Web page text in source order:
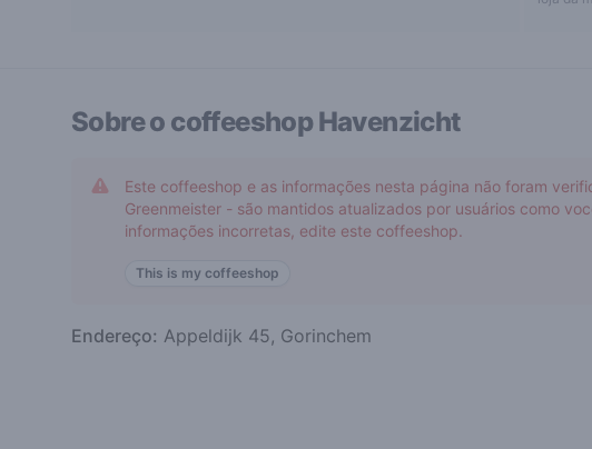
Sobre o coffeeshopHavenzicht
Este coffeeshop e as informações nesta página não foram
Greenmeister - são mantidos atualizados por usuários como
informações incorretas, edite este coffeeshop.
This is my coffeeshop
Endereço: Appeldijk 45, Gorinchem